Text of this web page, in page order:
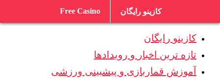
کازینو رایگان Free Casino
کازینو رایگان
تازه ترین اخبار و رویدادها
آموزش قماربازی و پیشبینی ورزشی